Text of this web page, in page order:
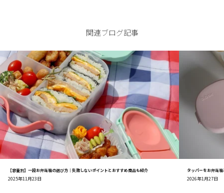
関連ブログ記事
【容量別】一段お弁当箱の選び方｜失敗しないポイントとおすすめ商品も紹介
2025年11月23日
タッパーをお弁当
2026年1月27日